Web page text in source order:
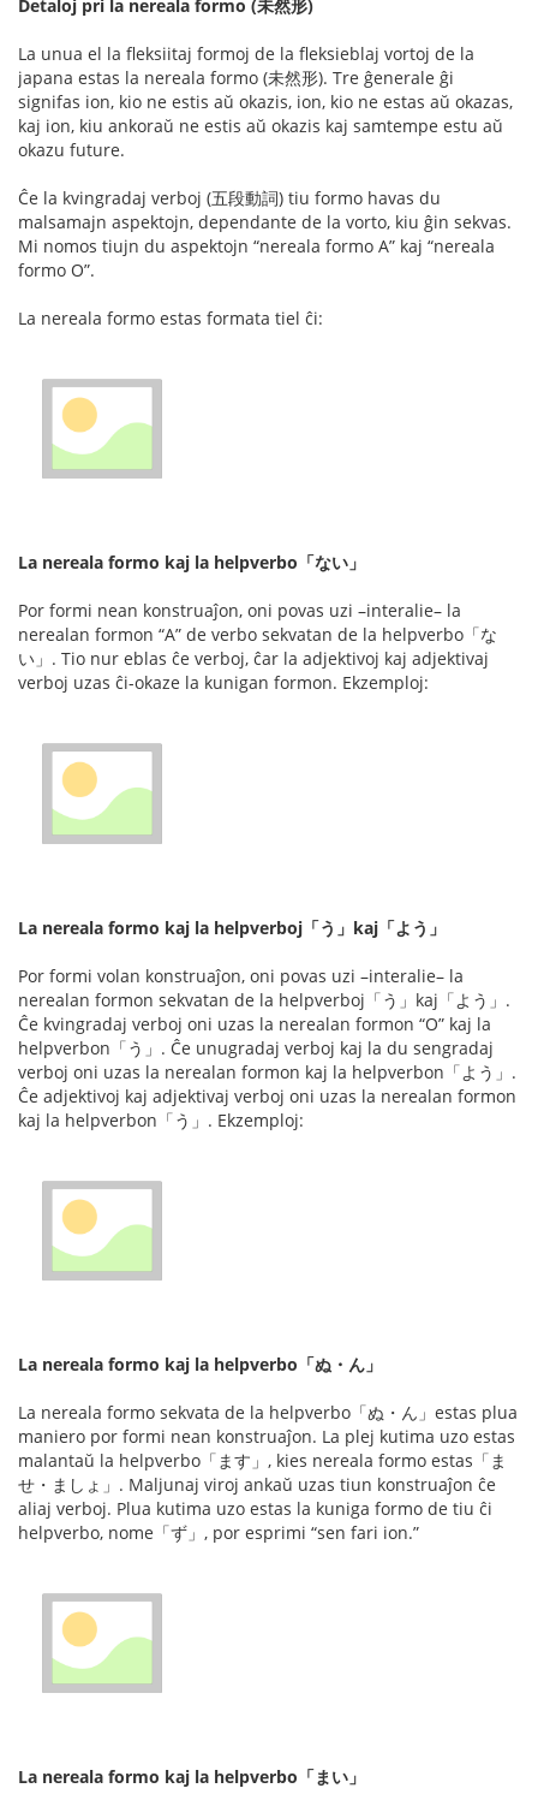
Detaloj pri la nereala formo (未然形)
La unua el la fleksiitaj formoj de la fleksieblaj vortoj de la
japana estas la nereala formo (未然形). Tre ĝenerale ĝi
signifas ion, kio ne estis aŭ okazis, ion, kio ne estas aŭ okazas,
kaj ion, kiu ankoraŭ ne estis aŭ okazis kaj samtempe estu aŭ
okazu future.
Ĉe la kvingradaj verboj (五段動詞) tiu formo havas du
malsamajn aspektojn, dependante de la vorto, kiu ĝin sekvas.
Mi nomos tiujn du aspektojn “nereala formo A” kaj “nereala
formo O”.
La nereala formo estas formata tiel ĉi:
La nereala formo kaj la helpverbo「ない」
Por formi nean konstruaĵon, oni povas uzi –interalie– la
nerealan formon “A” de verbo sekvatan de la helpverbo「な
い」. Tio nur eblas ĉe verboj, ĉar la adjektivoj kaj adjektivaj
verboj uzas ĉi-okaze la kunigan formon. Ekzemploj:
La nereala formo kaj la helpverboj「う」kaj「よう」
Por formi volan konstruaĵon, oni povas uzi –interalie– la
nerealan formon sekvatan de la helpverboj「う」kaj「よう」.
Ĉe kvingradaj verboj oni uzas la nerealan formon “O” kaj la
helpverbon「う」. Ĉe unugradaj verboj kaj la du sengradaj
verboj oni uzas la nerealan formon kaj la helpverbon「よう」.
Ĉe adjektivoj kaj adjektivaj verboj oni uzas la nerealan formon
kaj la helpverbon「う」. Ekzemploj:
La nereala formo kaj la helpverbo「ぬ・ん」
La nereala formo sekvata de la helpverbo「ぬ・ん」estas plua
maniero por formi nean konstruaĵon. La plej kutima uzo estas
malantaŭ la helpverbo「ます」, kies nereala formo estas「ま
せ・ましょ」. Maljunaj viroj ankaŭ uzas tiun konstruaĵon ĉe
aliaj verboj. Plua kutima uzo estas la kuniga formo de tiu ĉi
helpverbo, nome「ず」, por esprimi “sen fari ion.”
La nereala formo kaj la helpverbo「まい」